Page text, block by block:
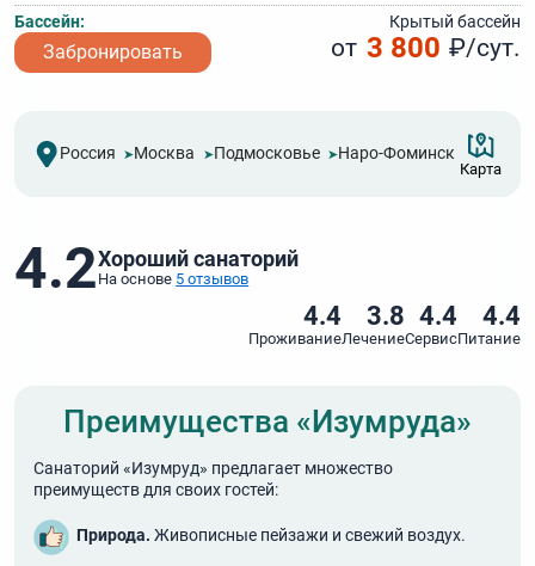
Бассейн:
Крытый бассейн
Забронировать от 3 800 ₽/сут.
Россия Москва Подмосковье Наро-Фоминск
Карта
4.2Хороший санаторий
На основе 5 отзывов
4.4
Проживание
3.8
Лечение
4.4
Сервис
4.4
Питание
Преимущества «Изумруда»
Санаторий «Изумруд» предлагает множество
преимуществ для своих гостей:
Природа. Живописные пейзажи и свежий воздух.